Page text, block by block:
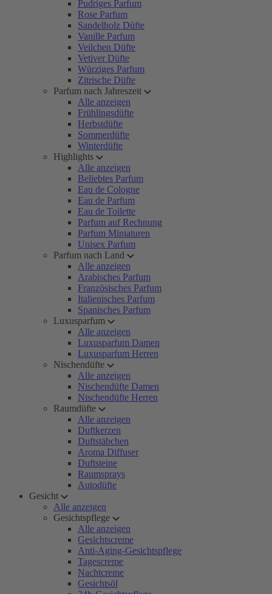
Pudriges Parfum
Rose Parfum
Sandelholz Düfte
Vanille Parfum
Veilchen Düfte
Vetiver Düfte
Würziges Parfum
Zitrische Düfte
Parfum nach Jahreszeit
Alle anzeigen
Frühlingsdüfte
Herbstdüfte
Sommerdüfte
Winterdüfte
Highlights
Alle anzeigen
Beliebtes Parfum
Eau de Cologne
Eau de Parfum
Eau de Toilette
Parfum auf Rechnung
Parfum Miniaturen
Unisex Parfum
Parfum nach Land
Alle anzeigen
Arabisches Parfum
Französisches Parfum
Italienisches Parfum
Spanisches Parfum
Luxusparfum
Alle anzeigen
Luxusparfum Damen
Luxusparfum Herren
Nischendüfte
Alle anzeigen
Nischendüfte Damen
Nischendüfte Herren
Raumdüfte
Alle anzeigen
Duftkerzen
Duftstäbchen
Aroma Diffuser
Duftsteine
Raumsprays
Autodüfte
Gesicht
Alle anzeigen
Gesichtspflege
Alle anzeigen
Gesichtscreme
Anti-Aging-Gesichtspflege
Tagescreme
Nachtcreme
Gesichtsöl